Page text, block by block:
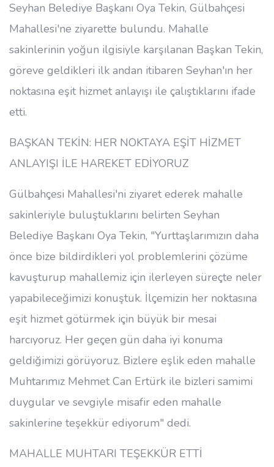
Seyhan Belediye Başkanı Oya Tekin, Gülbahçesi
Mahallesi'ne ziyarette bulundu. Mahalle
sakinlerinin yoğun ilgisiyle karşılanan Başkan Tekin,
göreve geldikleri ilk andan itibaren Seyhan'ın her
noktasına eşit hizmet anlayışı ile çalıştıklarını ifade
etti.
BAŞKAN TEKİN: HER NOKTAYA EŞİT HİZMET
ANLAYIŞI İLE HAREKET EDİYORUZ
Gülbahçesi Mahallesi'ni ziyaret ederek mahalle
sakinleriyle buluştuklarını belirten Seyhan
Belediye Başkanı Oya Tekin, "Yurttaşlarımızın daha
önce bize bildirdikleri yol problemlerini çözüme
kavuşturup mahallemiz için ilerleyen süreçte neler
yapabileceğimizi konuştuk. İlçemizin her noktasına
eşit hizmet götürmek için büyük bir mesai
harcıyoruz. Her geçen gün daha iyi konuma
geldiğimizi görüyoruz. Bizlere eşlik eden mahalle
Muhtarımız Mehmet Can Ertürk ile bizleri samimi
duygular ve sevgiyle misafir eden mahalle
sakinlerine teşekkür ediyorum" dedi.
MAHALLE MUHTARI TEŞEKKÜR ETTİ